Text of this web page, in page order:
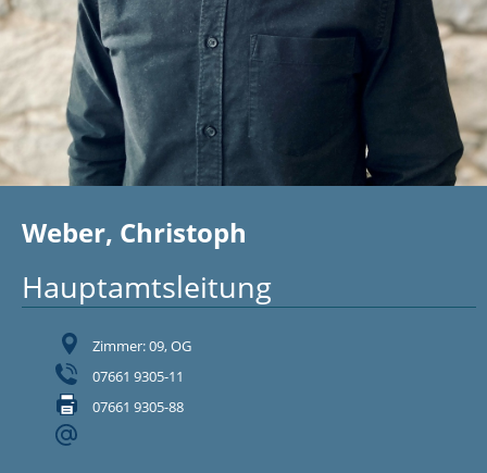
Weber, Christoph
Hauptamtsleitung
Zimmer: 09, OG
07661 9305-11
07661 9305-88